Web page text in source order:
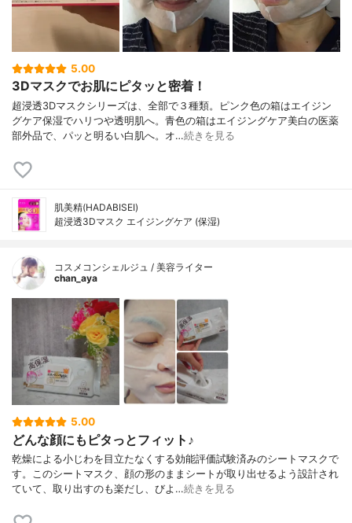
5.00
3Dマスクでお肌にピタッと密着！
超浸透3Dマスクシリーズは、全部で３種類。ピンク色の箱はエイジン
グケア保湿でハリつや透明肌へ。青色の箱はエイジングケア美白の医薬
部外品で、パッと明るい白肌へ。オ…続きを見る
肌美精(HADABISEI)
超浸透3Dマスク エイジングケア (保湿)
コスメコンシェルジュ / 美容ライター
chan_aya
5.00
どんな顔にもピタっとフィット♪
乾燥による小じわを目立たなくする効能評価試験済みのシートマスクで
す。このシートマスク、顔の形のままシートが取り出せるよう設計され
ていて、取り出すのも楽だし、びよ…続きを見る